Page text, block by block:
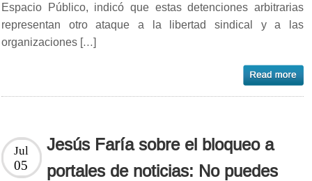
Espacio Público, indicó que estas detenciones arbitrarias
representan otro ataque a la libertad sindical y a las
organizaciones […]
Jesús Faría sobre el bloqueo a
portales de noticias: No puedes
Jul
05